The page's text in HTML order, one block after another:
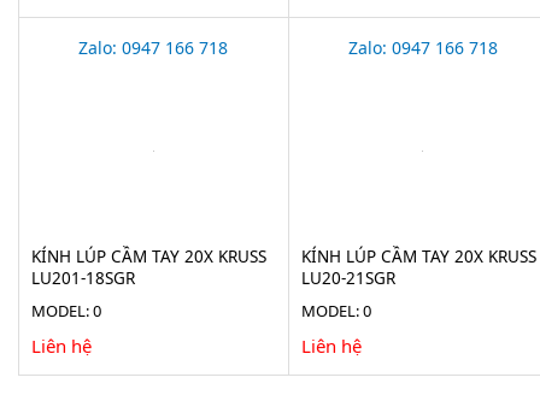
Zalo: 0947 166 718
KÍNH LÚP CẦM TAY 20X KRUSS
LU201-18SGR
MODEL: 0
Liên hệ
Zalo: 0947 166 718
KÍNH LÚP CẦM TAY 20X KRUSS
LU20-21SGR
MODEL: 0
Liên hệ